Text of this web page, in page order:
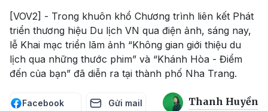
[VOV2] - Trong khuôn khổ Chương trình liên kết Phát
triển thương hiệu Du lịch VN qua điện ảnh, sáng nay,
lễ Khai mạc triển lãm ảnh “Không gian giới thiệu du
lịch qua những thước phim” và “Khánh Hòa - Điểm
đến của bạn” đã diễn ra tại thành phố Nha Trang.
Facebook Gửi mail Thanh Huyền